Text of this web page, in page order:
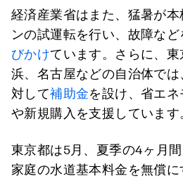
経済産業省はまた、猛暑が
ンの試運転を行い、故障な
びかけています。さらに、
浜、名古屋などの自治体で
対して補助金を設け、省エネ
や新規購入を支援しています
東京都は5月、夏季の4ヶ月
家庭の水道基本料金を無償